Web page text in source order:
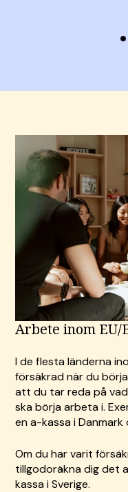
1
Arbete inom EU/
I de flesta länderna
försäkrad när du
att du tar reda på
ska börja arbeta i.
en a-kassa i Danmark
Om du har varit
tillgodoräkna dig det
kassa i Sverige.